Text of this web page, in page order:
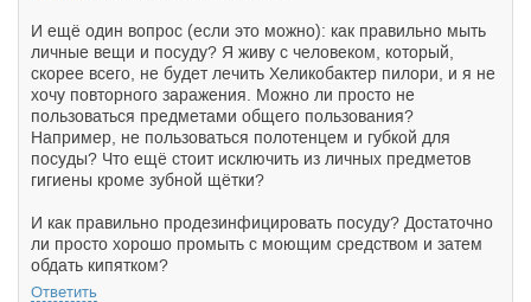
И ещё один вопрос (если это можно): как правильно мыть
личные вещи и посуду? Я живу с человеком, который,
скорее всего, не будет лечить Хеликобактер пилори, и я не
хочу повторного заражения. Можно ли просто не
пользоваться предметами общего пользования?
Например, не пользоваться полотенцем и губкой для
посуды? Что ещё стоит исключить из личных предметов
гигиены кроме зубной щётки?
И как правильно продезинфицировать посуду? Достаточно
ли просто хорошо промыть с моющим средством и затем
обдать кипятком?
Ответить